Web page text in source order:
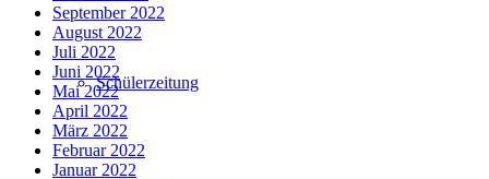
Schülerzeitung
September 2022
August 2022
Juli 2022
Juni 2022
Mai 2022
April 2022
März 2022
Februar 2022
Januar 2022